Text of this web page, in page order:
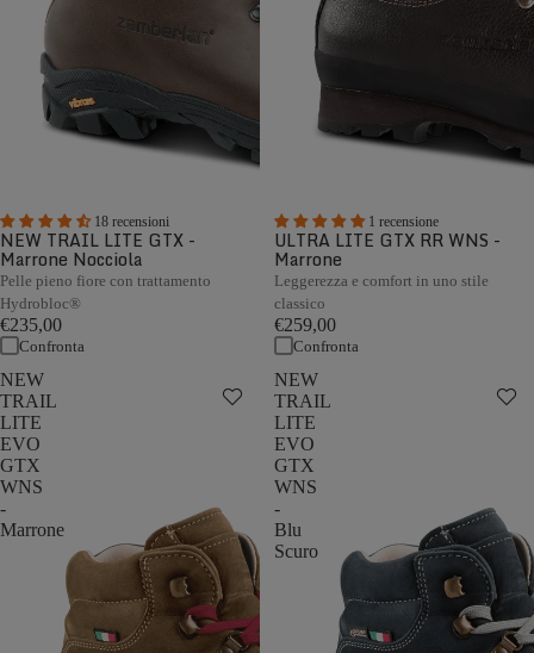
18 recensioni
NEW TRAIL LITE GTX -
Marrone Nocciola
Pelle pieno fiore con trattamento
Hydrobloc®
€235,00
Confronta
1 recensione
ULTRA LITE GTX RR WNS -
Marrone
Leggerezza e comfort in uno stile
classico
€259,00
Confronta
NEW
TRAIL
LITE
EVO
GTX
WNS
-
Marrone
NEW
TRAIL
LITE
EVO
GTX
WNS
-
Blu
Scuro